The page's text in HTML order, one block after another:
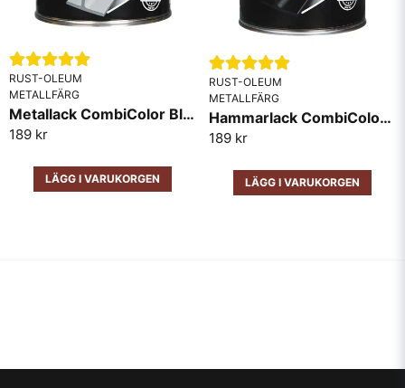
RUST-OLEUM
METALLFÄRG
Metallack CombiColor Blank RAL7001 Grå
189 kr
LÄGG I VARUKORGEN
RUST-OLEUM
METALLFÄRG
Hammarlack CombiColor Svart
189 kr
LÄGG I VARUKORGEN